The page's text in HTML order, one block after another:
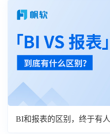
BI和报表的区别，终于有人